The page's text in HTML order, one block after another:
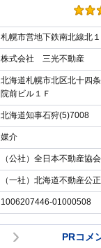
札幌市営地下鉄南北線北
株式会社 三光不動産
北海道札幌市北区北十四
院前ビル１Ｆ
北海道知事石狩(5)7008
媒介
（公社）全日本不動産協
（一社）北海道不動産公
1006207446-01000508
PRコメ